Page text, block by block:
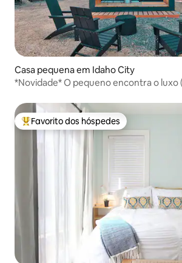
Casa pequena em Idaho City
*Novidade* O pequeno encontra o luxo
Favoritos dos hóspedes mais apreciados
Favorito dos hóspedes